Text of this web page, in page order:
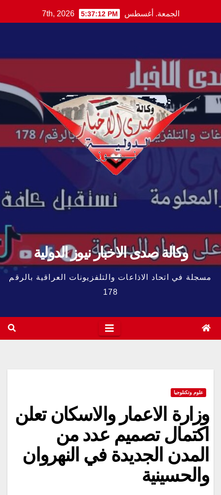
to
الجمعة. أغسطس 7th, 2026 5:37:13 PM
وكالة صدى الاخبار نيوز الدولية
مسجلة في اتحاد الاذاعات والتلفزيونات العراقية بالرقم
178
علوم وتكنلوجيا
وزارة الاعمار والاسكان تعلن
اكتمال تصميم عدد من
المدن الجديدة في النهروان
والحسينية